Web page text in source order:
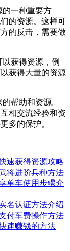
一种重要方
的资源。这样可
的反击，需要做
获得资源，例
获得大量的资源
帮助和资源。
相交流经验和资
多的保护。
速获得资源攻略
将进阶兵种方法
单车使用步骤介
名认证方法介绍
付车费操作方法
速赚钱的方法